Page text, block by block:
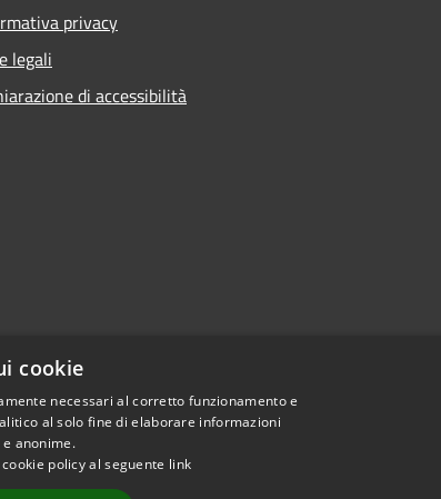
privacy
legali
di accessibilità
cookie
necessari al corretto funzionamento e
al solo fine di elaborare informazioni
anonime.
policy al seguente link